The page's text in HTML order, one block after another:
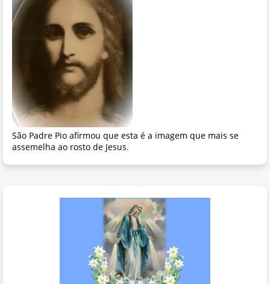
São Padre Pio afirmou que esta é a imagem que mais se
assemelha ao rosto de Jesus.